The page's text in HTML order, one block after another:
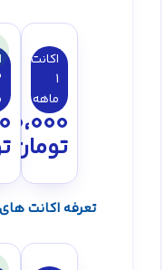
اکانت
1
ماهه
تومان
تعرفه اکانت